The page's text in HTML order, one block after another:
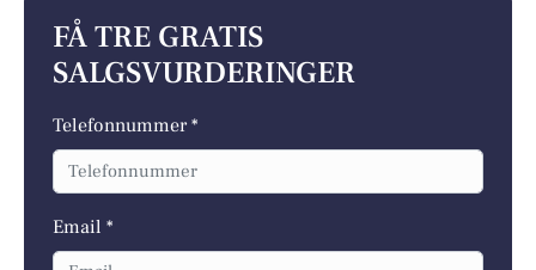
FÅ TRE GRATIS
SALGSVURDERINGER
Telefonnummer *
Email *